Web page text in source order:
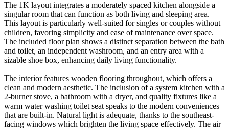
The 1K layout integrates a moderately spaced kitchen alongside a
singular room that can function as both living and sleeping area.
This layout is particularly well-suited for singles or couples without
children, favoring simplicity and ease of maintenance over space.
The included floor plan shows a distinct separation between the bath
and toilet, an independent washroom, and an entry area with a
sizable shoe box, enhancing daily living functionality.
The interior features wooden flooring throughout, which offers a
clean and modern aesthetic. The inclusion of a system kitchen with a
2-burner stove, a bathroom with a dryer, and quality fixtures like a
warm water washing toilet seat speaks to the modern conveniences
that are built-in. Natural light is adequate, thanks to the southeast-
facing windows which brighten the living space effectively. The air